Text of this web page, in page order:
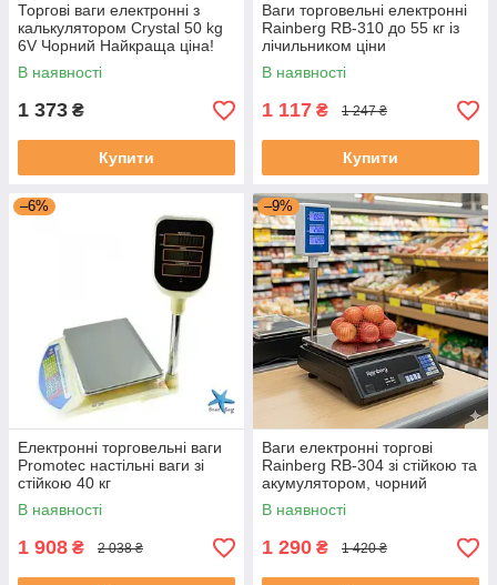
Торгові ваги електронні з
калькулятором Crystal 50 kg
6V Чорний Найкраща ціна!
В наявності
1 373 ₴
Купити
Ваги торговельні електронні
Rainberg RB-310 до 55 кг із
лічильником ціни
В наявності
1 117 ₴ 1 247 ₴
Купити
–6%
Електронні торговельні ваги
Promotec настільні ваги зі
стійкою 40 кг
В наявності
1 908 ₴ 2 038 ₴
–9%
Ваги електронні торгові
Rainberg RB-304 зі стійкою та
акумулятором, чорний
корпус
В наявності
1 290 ₴ 1 420 ₴